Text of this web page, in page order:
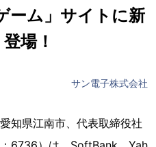
ーム」サイトに新
場！
サン電子株式会社
知県江南市、代表取締役社